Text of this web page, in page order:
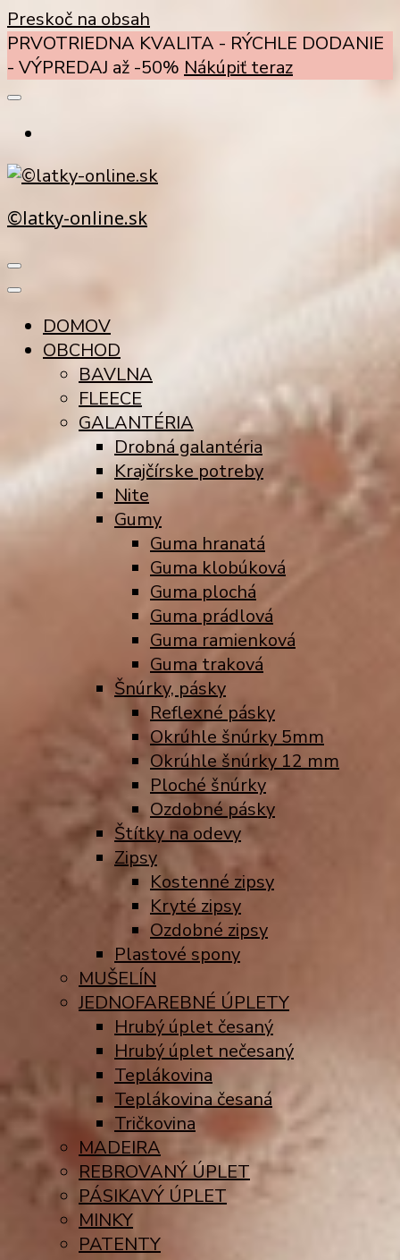
Preskoč na obsah
PRVOTRIEDNA KVALITA - RÝCHLE DODANIE
- VÝPREDAJ až -50% Nákúpiť teraz
©latky-online.sk
DOMOV
OBCHOD
BAVLNA
FLEECE
GALANTÉRIA
Drobná galantéria
Krajčírske potreby
Nite
Gumy
Guma hranatá
Guma klobúková
Guma plochá
Guma prádlová
Guma ramienková
Guma traková
Šnúrky, pásky
Reflexné pásky
Okrúhle šnúrky 5mm
Okrúhle šnúrky 12 mm
Ploché šnúrky
Ozdobné pásky
Štítky na odevy
Zipsy
Kostenné zipsy
Kryté zipsy
Ozdobné zipsy
Plastové spony
MUŠELÍN
JEDNOFAREBNÉ ÚPLETY
Hrubý úplet česaný
Hrubý úplet nečesaný
Teplákovina
Teplákovina česaná
Tričkovina
MADEIRA
REBROVANÝ ÚPLET
PÁSIKAVÝ ÚPLET
MINKY
PATENTY